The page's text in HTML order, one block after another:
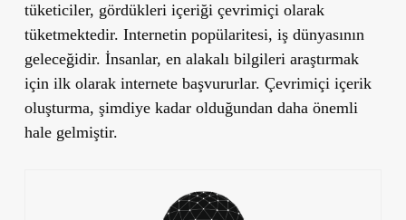
tüketiciler, gördükleri içeriği çevrimiçi olarak
tüketmektedir. Internetin popülaritesi, iş dünyasının
geleceğidir. İnsanlar, en alakalı bilgileri araştırmak
için ilk olarak internete başvururlar. Çevrimiçi içerik
oluşturma, şimdiye kadar olduğundan daha önemli
hale gelmiştir.